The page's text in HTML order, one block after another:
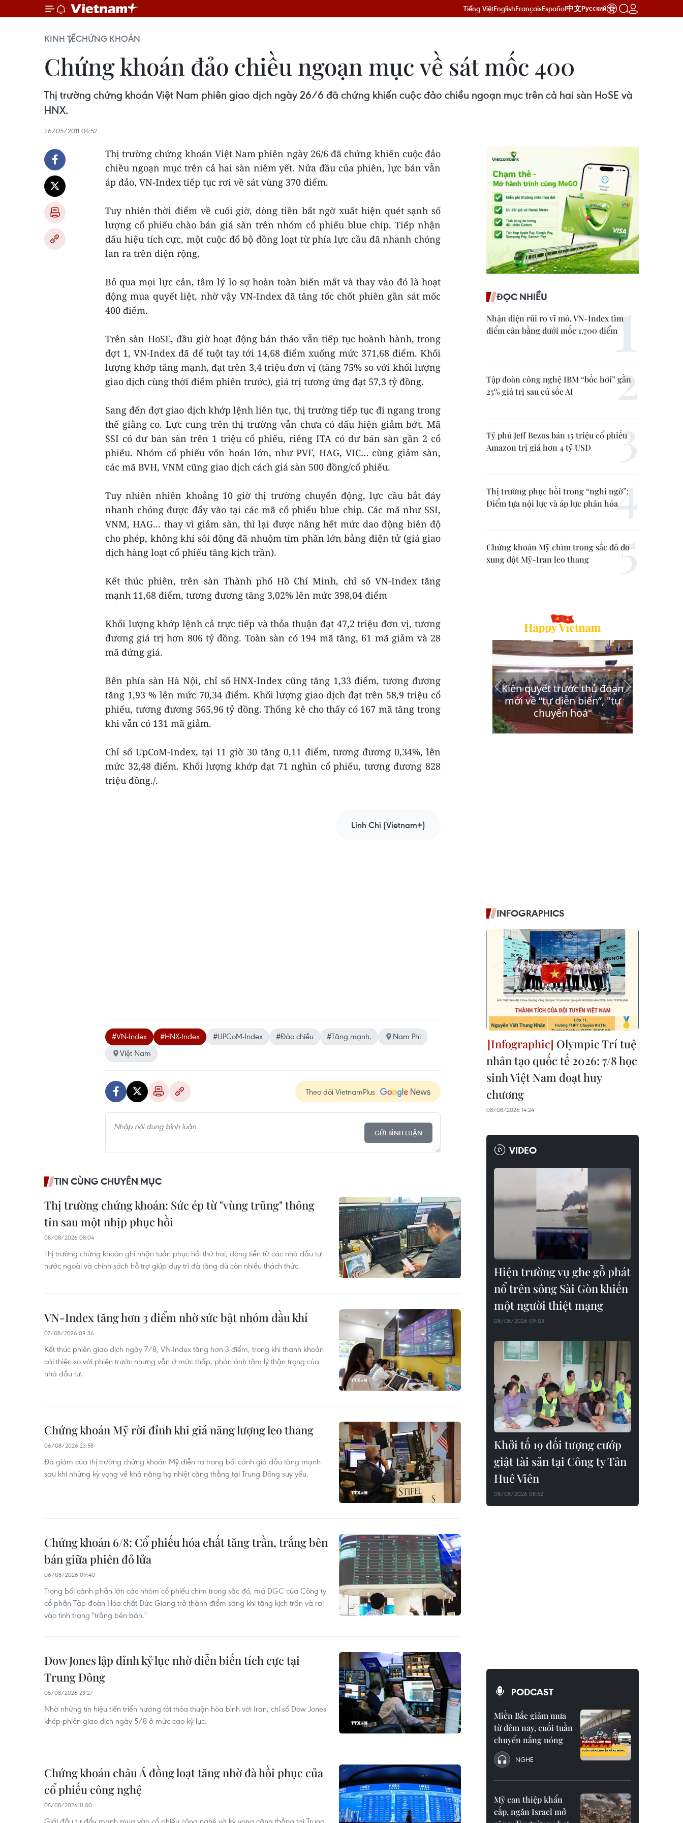
Tiếng ViệtEnglishFrançaisEspañol中文Русский
KINH TẾCHỨNG KHOÁN
Chứng khoán đảo chiều ngoạn mục về sát mốc 400
Thị trường chứng khoán Việt Nam phiên giao dịch ngày 26/6 đã chứng khiến cuộc đảo chiều ngoạn mục trên cả hai sàn HoSE và
HNX.
26/05/2011 04:52
Thị trường chứng khoán Việt Nam phiên ngày 26/6 đã chứng khiến cuộc đảo
chiều ngoạn mục trên cả hai sàn niêm yết. Nửa đầu của phiên, lực bán vẫn
áp đảo, VN-Index tiếp tục rơi về sát vùng 370 điểm.
Tuy nhiên thời điểm về cuối giờ, dòng tiền bất ngờ xuất hiện quét sạnh số
lượng cổ phiếu chào bán giá sàn trên nhóm cổ phiếu blue chip. Tiếp nhận
dấu hiệu tích cực, một cuộc đổ bộ đồng loạt từ phía lực cầu đã nhanh chóng
lan ra trên diện rộng.
Bỏ qua mọi lực cản, tâm lý lo sợ hoàn toàn biến mất và thay vào đó là hoạt
động mua quyết liệt, nhờ vậy VN-Index đã tăng tốc chốt phiên gần sát mốc
400 điểm.
Trên sàn HoSE, đầu giờ hoạt động bán tháo vẫn tiếp tục hoành hành, trong
đợt 1, VN-Index đã để tuột tay tới 14,68 điểm xuống mức 371,68 điểm. Khối
lượng khớp tăng mạnh, đạt trên 3,4 triệu đơn vị (tăng 75% so với khối lượng
giao dịch cùng thời điểm phiên trước), giá trị tương ứng đạt 57,3 tỷ đồng.
Sang đến đợt giao dịch khớp lệnh liên tục, thị trường tiếp tục đi ngang trong
thế giằng co. Lực cung trên thị trường vẫn chưa có dấu hiện giảm bớt. Mã
SSI có dư bán sàn trên 1 triệu cổ phiếu, riêng ITA có dư bán sàn gần 2 cổ
phiếu. Nhóm cổ phiếu vốn hoán lớn, như PVF, HAG, VIC… cùng giảm sàn,
các mã BVH, VNM cũng giao dịch cách giá sàn 500 đồng/cổ phiếu.
Tuy nhiên nhiên khoảng 10 giờ thị trường chuyển động, lực cầu bắt đáy
nhanh chóng được đẩy vào tại các mã cổ phiếu blue chip. Các mã như SSI,
VNM, HAG... thay vì giảm sàn, thì lại được nâng hết mức dao động biên độ
cho phép, không khí sôi động đã nhuộm tím phần lớn bảng điện tử (giá giao
dịch hàng loạt cổ phiếu tăng kịch trần).
Kết thúc phiên, trên sàn Thành phố Hồ Chí Minh, chỉ số VN-Index tăng
mạnh 11,68 điểm, tương đương tăng 3,02% lên mức 398,04 điểm
Khối lượng khớp lệnh cả trực tiếp và thỏa thuận đạt 47,2 triệu đơn vị, tương
đương giá trị hơn 806 tỷ đồng. Toàn sàn có 194 mã tăng, 61 mã giảm và 28
mã đứng giá.
Bên phía sàn Hà Nội, chỉ số HNX-Index cũng tăng 1,33 điểm, tương đương
tăng 1,93 % lên mức 70,34 điểm. Khối lượng giao dịch đạt trên 58,9 triệu cổ
phiếu, tương đương 565,96 tỷ đồng. Thống kê cho thấy có 167 mã tăng trong
khi vẫn có 131 mã giảm.
Chỉ số UpCoM-Index, tại 11 giờ 30 tăng 0,11 điểm, tương đương 0,34%, lên
mức 32,48 điểm. Khối lượng khớp đạt 71 nghìn cổ phiếu, tương đương 828
triệu đồng./.
Linh Chi (Vietnam+)
#VN-Index #HNX-Index #UPCoM-Index #Đảo chiều #Tăng mạnh.
Nam Phi
Việt Nam
Theo dõi VietnamPlus
GỬI BÌNH LUẬN
TIN CÙNG CHUYÊN MỤC
Thị trường chứng khoán: Sức ép từ "vùng trũng" thông
tin sau một nhịp phục hồi
08/08/2026 08:04
Thị trường chứng khoán ghi nhận tuần phục hồi thứ hai, dòng tiền từ các nhà đầu tư
nước ngoài và chính sách hỗ trợ giúp duy trì đà tăng dù còn nhiều thách thức.
VN-Index tăng hơn 3 điểm nhờ sức bật nhóm dầu khí
07/08/2026 09:36
Kết thúc phiên giao dịch ngày 7/8, VN-Index tăng hơn 3 điểm, trong khi thanh khoản
cải thiện so với phiên trước nhưng vẫn ở mức thấp, phản ánh tâm lý thận trọng của
nhà đầu tư.
Chứng khoán Mỹ rời đỉnh khi giá năng lượng leo thang
06/08/2026 23:58
Đà giảm của thị trường chứng khoán Mỹ diễn ra trong bối cảnh giá dầu tăng mạnh
sau khi những kỳ vọng về khả năng hạ nhiệt căng thẳng tại Trung Đông suy yếu.
Chứng khoán 6/8: Cổ phiếu hóa chất tăng trần, trắng bên
bán giữa phiên đỏ lửa
06/08/2026 09:40
Trong bối cảnh phần lớn các nhóm cổ phiếu chìm trong sắc đỏ, mã DGC của Công ty
cổ phần Tập đoàn Hóa chất Đức Giang trở thành điểm sáng khi tăng kịch trần và rơi
vào tình trạng "trắng bên bán."
Dow Jones lập đỉnh kỷ lục nhờ diễn biến tích cực tại
Trung Đông
05/08/2026 23:27
Nhờ những tín hiệu tiến triển hướng tới thỏa thuận hòa bình với Iran, chỉ số Dow Jones
khép phiên giao dịch ngày 5/8 ở mức cao kỷ lục.
Chứng khoán châu Á đồng loạt tăng nhờ đà hồi phục của
cổ phiếu công nghệ
05/08/2026 11:00
Giới đầu tư đẩy mạnh mua vào cổ phiếu công nghệ và kỳ vọng căng thẳng tại Trung
ĐỌC NHIỀU
Nhận diện rủi ro vĩ mô, VN-Index tìm
điểm cân bằng dưới mốc 1.700 điểm
Tập đoàn công nghệ IBM “bốc hơi” gần
25% giá trị sau cú sốc AI
Tỷ phú Jeff Bezos bán 15 triệu cổ phiếu
Amazon trị giá hơn 4 tỷ USD
Thị trường phục hồi trong “nghi ngờ”:
Điểm tựa nội lực và áp lực phân hóa
Chứng khoán Mỹ chìm trong sắc đỏ do
xung đột Mỹ-Iran leo thang
INFOGRAPHICS
Olympic Trí tuệ
nhân tạo quốc tế 2026: 7/8 học
sinh Việt Nam đoạt huy
chương
08/08/2026 14:24
VIDEO
Hiện trường vụ ghe gỗ phát
nổ trên sông Sài Gòn khiến
một người thiệt mạng
08/08/2026 09:03
Khởi tố 19 đối tượng cướp
giật tài sản tại Công ty Tân
Huê Viên
08/08/2026 08:52
PODCAST
Miền Bắc giảm mưa
từ đêm nay, cuối tuần
chuyển nắng nóng
NGHE
Mỹ can thiệp khẩn
cấp, ngăn Israel mở